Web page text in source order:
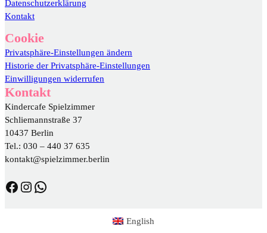
Datenschutzerklärung
Kontakt
Cookie
Privatsphäre-Einstellungen ändern
Historie der Privatsphäre-Einstellungen
Einwilligungen widerrufen
Kontakt
Kindercafe Spielzimmer
Schliemannstraße 37
10437 Berlin
Tel.: 030 – 440 37 635
kontakt@spielzimmer.berlin
https://www.facebook.com/DasSpielzimmer/ https://www.instagram.com/spielzimmer.berlin/ WhatsApp
English